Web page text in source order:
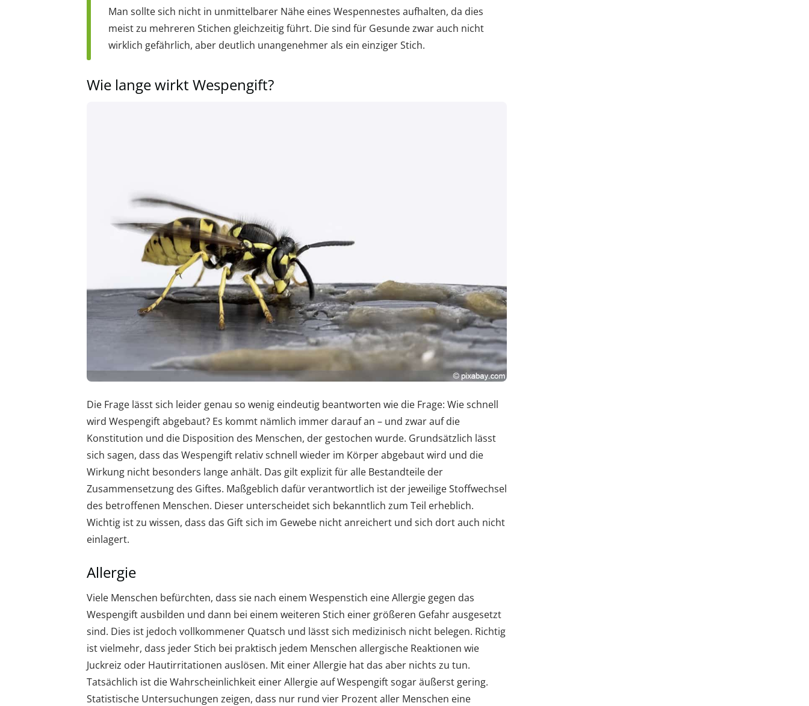
Man sollte sich nicht in unmittelbarer Nähe eines Wespennestes aufhalten, da dies
meist zu mehreren Stichen gleichzeitig führt. Die sind für Gesunde zwar auch nicht
wirklich gefährlich, aber deutlich unangenehmer als ein einziger Stich.
Wie lange wirkt Wespengift?
Die Frage lässt sich leider genau so wenig eindeutig beantworten wie die Frage: Wie schnell
wird Wespengift abgebaut? Es kommt nämlich immer darauf an – und zwar auf die
Konstitution und die Disposition des Menschen, der gestochen wurde. Grundsätzlich lässt
sich sagen, dass das Wespengift relativ schnell wieder im Körper abgebaut wird und die
Wirkung nicht besonders lange anhält. Das gilt explizit für alle Bestandteile der
Zusammensetzung des Giftes. Maßgeblich dafür verantwortlich ist der jeweilige Stoffwechsel
des betroffenen Menschen. Dieser unterscheidet sich bekanntlich zum Teil erheblich.
Wichtig ist zu wissen, dass das Gift sich im Gewebe nicht anreichert und sich dort auch nicht
einlagert.
Allergie
Viele Menschen befürchten, dass sie nach einem Wespenstich eine Allergie gegen das
Wespengift ausbilden und dann bei einem weiteren Stich einer größeren Gefahr ausgesetzt
sind. Dies ist jedoch vollkommener Quatsch und lässt sich medizinisch nicht belegen. Richtig
ist vielmehr, dass jeder Stich bei praktisch jedem Menschen allergische Reaktionen wie
Juckreiz oder Hautirritationen auslösen. Mit einer Allergie hat das aber nichts zu tun.
Tatsächlich ist die Wahrscheinlichkeit einer Allergie auf Wespengift sogar äußerst gering.
Statistische Untersuchungen zeigen, dass nur rund vier Prozent aller Menschen eine